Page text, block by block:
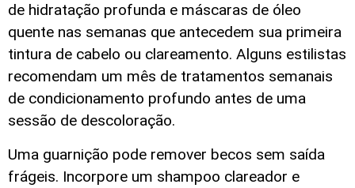
de hidratação profunda e máscaras de óleo
quente nas semanas que antecedem sua primeira
tintura de cabelo ou clareamento. Alguns estilistas
recomendam um mês de tratamentos semanais
de condicionamento profundo antes de uma
sessão de descoloração.
Uma guarnição pode remover becos sem saída
frágeis. Incorpore um shampoo clareador e